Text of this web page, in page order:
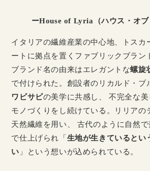
ーHouse of Lyria（ハウス・オ
イタリアの繊維産業の中心地、トスカ
ートに拠点を置くファブリックブラン
ブランド名の由来はエレガントな螺旋
で付けられた。創設者のリカルド・ブ
ワビサビの美学に共感し、 不完全な
モノづくりをし続けている。リリアの
天然繊維を用い、 古代のように自然
で仕上げられ「 生地が生きているとい
い 」という想いが込められている。